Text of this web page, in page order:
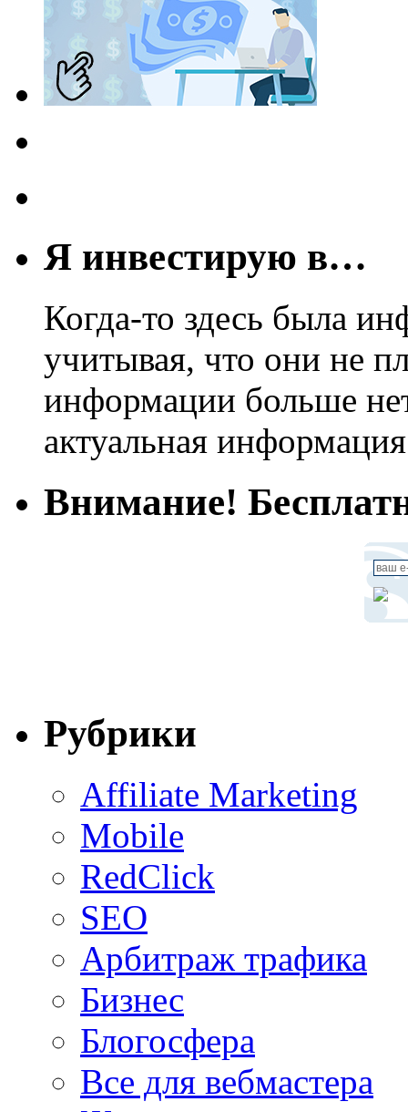
Я инвестирую в…
Когда-то здесь была
учитывая, что они не
информации больше
актуальная
Внимание!
Рубрики
Affiliate Marketing
Mobile
RedClick
SEO
Арбитраж трафика
Бизнес
Блогосфера
Все для вебмастера